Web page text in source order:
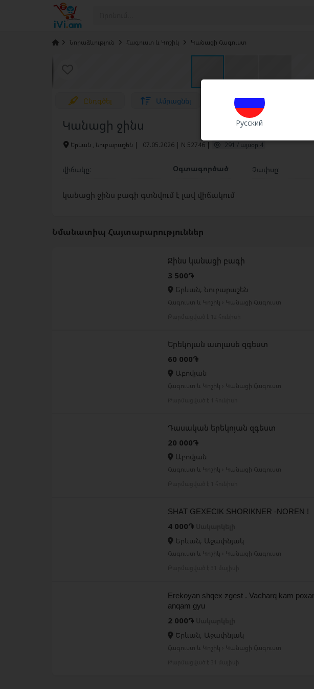
Русский
Նորաձևություն Հագուստ և Կոշիկ Կանացի Հագուստ
Ընդգծել Ամրացնել Շտապ
Կանացի ջինս
Երևան , Նուբարաշեն | 07.05.2026 | N 52746 | 291 / այսօր 4
վիճակը: Օգտագործած Չափսը:
կանացի ջինս բագի գտնվում է լավ վիճակում
Նմանատիպ Հայտարարություններ
Ջինս կանացի բագի
3 500֏
Երևան, Նուբարաշեն
Հագուստ և Կոշիկ › Կանացի Հագուստ
Երեկոյան ատլասե զգեստ
60 000֏
Աբովյան
Հագուստ և Կոշիկ › Կանացի Հագուստ
Դասական երեկոյան զգեստ
20 000֏
Աբովյան
Հագուստ և Կոշիկ › Կանացի Հագուստ
SHAT GEXECIK SHORIKNER -NOREN !
4 000֏
Երևան, Աջափնյակ
Հագուստ և Կոշիկ › Կանացի Հագուստ
Erekoyan shqex zgest . Vacharq kam
anqam gyu
2 000֏
Երևան, Աջափնյակ
Հագուստ և Կոշիկ › Կանացի Հագուստ